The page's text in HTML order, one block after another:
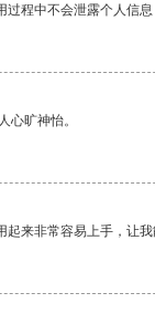
程中不会泄露个人信息
心旷神怡。
来非常容易上手，让